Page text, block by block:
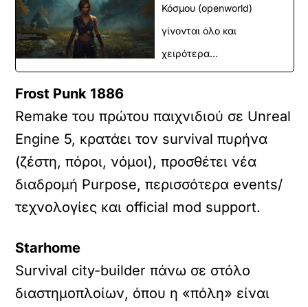
Κόσμου (openworld)
γίνονται όλο και
χειρότερα...
Frost Punk 1886
Remake του πρώτου παιχνιδιού σε Unreal
Engine 5, κρατάει τον survival πυρήνα
(ζέστη, πόροι, νόμοι), προσθέτει νέα
διαδρομή Purpose, περισσότερα events/
τεχνολογίες και official mod support.
Starhome
Survival city-builder πάνω σε στόλο
διαστημοπλοίων, όπου η «πόλη» είναι